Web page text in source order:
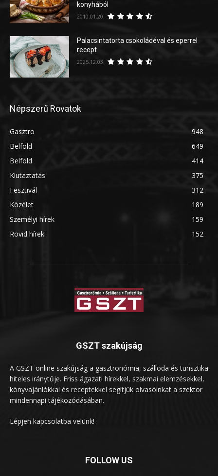
konyhából
2010.01.20.
Palacsintatorta csokoládéval és eperrel
recept
2025.12.03.
Népszerű Rovatok
Gasztro
948
Belföld
649
Belföld
414
Kiutaztatás
375
Fesztivál
312
Közélet
189
Személyi hírek
159
Rövid hírek
152
GSZT szakújság
A GSZT online szakújság a gasztronómia, szálloda és turisztika
hiteles iránytűje. Friss ágazati hírekkel, szakmai elemzésekkel,
könyvajánlókkal és receptekkel segítjük olvasóinkat a szektor
mindennapi tájékozódásában.
Lépjen kapcsolatba velünk!
FOLLOW US